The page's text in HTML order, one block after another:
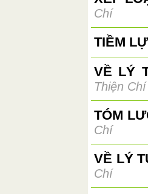
Chí
TIỀM
VỀ LÝ
Thiện Chí
TÓM
Chí
VỀ LÝ
Chí